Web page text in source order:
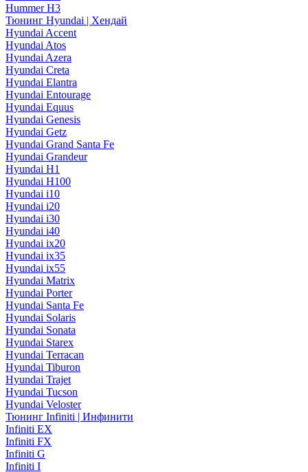
Hummer H3
Тюнинг Hyundai | Хендай
Hyundai Accent
Hyundai Atos
Hyundai Azera
Hyundai Creta
Hyundai Elantra
Hyundai Entourage
Hyundai Equus
Hyundai Genesis
Hyundai Getz
Hyundai Grand Santa Fe
Hyundai Grandeur
Hyundai H1
Hyundai H100
Hyundai i10
Hyundai i20
Hyundai i30
Hyundai i40
Hyundai ix20
Hyundai ix35
Hyundai ix55
Hyundai Matrix
Hyundai Porter
Hyundai Santa Fe
Hyundai Solaris
Hyundai Sonata
Hyundai Starex
Hyundai Terracan
Hyundai Tiburon
Hyundai Trajet
Hyundai Tucson
Hyundai Veloster
Тюнинг Infiniti | Инфинити
Infiniti EX
Infiniti FX
Infiniti G
Infiniti I